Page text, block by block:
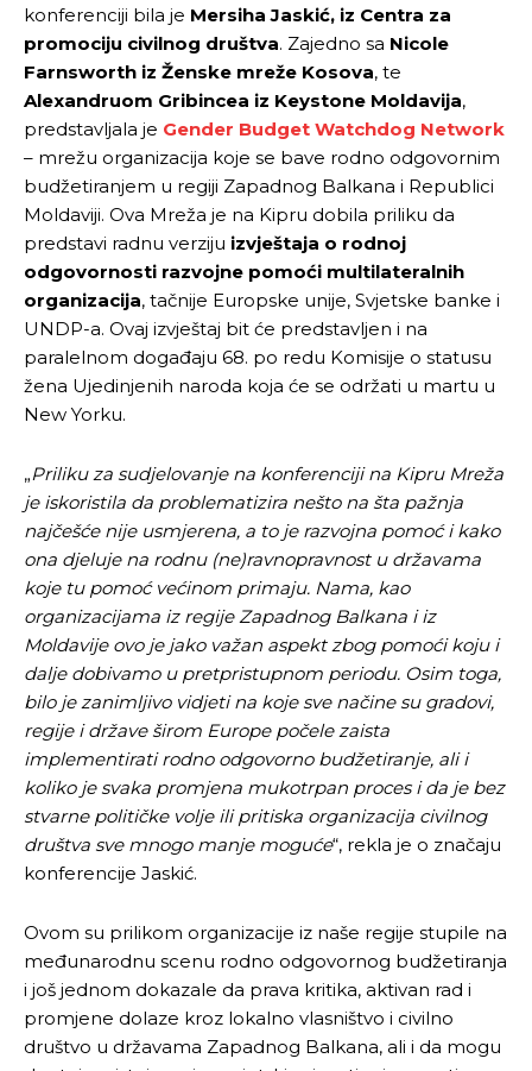
konferenciji bila je Mersiha Jaskić, iz Centra za
promociju civilnog društva. Zajedno sa Nicole
Farnsworth iz Ženske mreže Kosova, te
Alexandruom Gribincea iz Keystone Moldavija,
predstavljala je Gender Budget Watchdog Network
– mrežu organizacija koje se bave rodno odgovornim
budžetiranjem u regiji Zapadnog Balkana i Republici
Moldaviji. Ova Mreža je na Kipru dobila priliku da
predstavi radnu verziju izvještaja o rodnoj
odgovornosti razvojne pomoći multilateralnih
organizacija, tačnije Europske unije, Svjetske banke i
UNDP-a. Ovaj izvještaj bit će predstavljen i na
paralelnom događaju 68. po redu Komisije o statusu
žena Ujedinjenih naroda koja će se održati u martu u
New Yorku.
„Priliku za sudjelovanje na konferenciji na Kipru Mreža
je iskoristila da problematizira nešto na šta pažnja
najčešće nije usmjerena, a to je razvojna pomoć i kako
ona djeluje na rodnu (ne)ravnopravnost u državama
koje tu pomoć većinom primaju. Nama, kao
organizacijama iz regije Zapadnog Balkana i iz
Moldavije ovo je jako važan aspekt zbog pomoći koju i
dalje dobivamo u pretpristupnom periodu. Osim toga,
bilo je zanimljivo vidjeti na koje sve načine su gradovi,
regije i države širom Europe počele zaista
implementirati rodno odgovorno budžetiranje, ali i
koliko je svaka promjena mukotrpan proces i da je bez
stvarne političke volje ili pritiska organizacija civilnog
društva sve mnogo manje moguće“, rekla je o značaju
konferencije Jaskić.
Ovom su prilikom organizacije iz naše regije stupile na
međunarodnu scenu rodno odgovornog budžetiranja
i još jednom dokazale da prava kritika, aktivan rad i
promjene dolaze kroz lokalno vlasništvo i civilno
društvo u državama Zapadnog Balkana, ali i da mogu